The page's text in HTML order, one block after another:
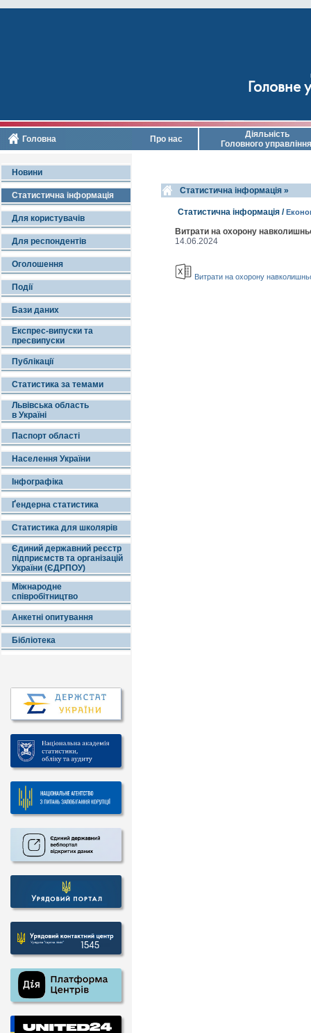
Головне
Головна Про нас
Діяльність
Головного управління
Новини
Статистична інформація
Для користувачів
Для респондентів
Оголошення
Події
Бази даних
Експрес-випуски та
пресвипуски
Публікації
Статистика за темами
Львівська область
в Україні
Паспорт області
Населення України
Інфографіка
Ґендерна статистика
Статистика для школярів
Єдиний державний реєстр
підприємств та організацій
України (ЄДРПОУ)
Міжнародне
співробітництво
Анкетні опитування
Бібліотека
Cтатистична інформація »
Cтатистична інформація /
Витрати на охорону
14.06.2024
Витрати на охорону